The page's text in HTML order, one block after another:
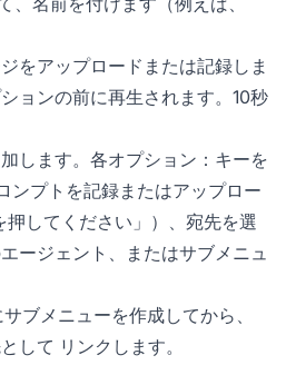
をアップロードまたは記録しま
ョンの前に再生されます。10秒
します。各オプション：キーを
ンプトを記録またはアップロー
押してください」）、宛先を選
ージェント、またはサブメニュ
ブメニューを作成してから、
して リンクします。